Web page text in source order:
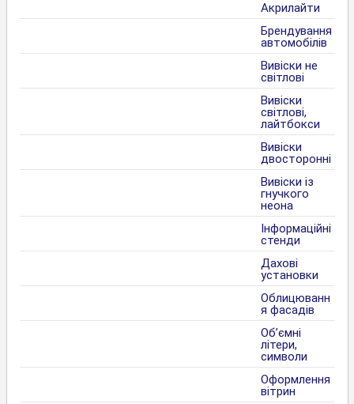
Акрилайти
Брендування
автомобілів
Вивіски не
світлові
Вивіски
світлові,
лайтбокси
Вивіски
двосторонні
Вивіски із
гнучкого
неона
Інформаційні
стенди
Дахові
установки
Облицюванн
я фасадів
Об’ємні
літери,
символи
Оформлення
вітрин